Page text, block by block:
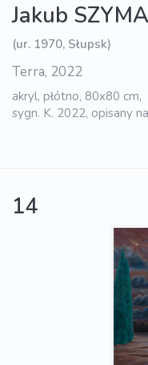
Jakub
(ur. 1970, Słupsk)
Terra, 2022
akryl, płótno, 80x80 cm,
sygn. K. 2022, opisany
14